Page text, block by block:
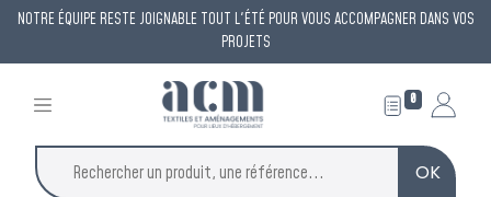
NOTRE ÉQUIPE RESTE JOIGNABLE TOUT L'ÉTÉ POUR VOUS ACCOMPAGNER DANS VOS
PROJETS
0
OK